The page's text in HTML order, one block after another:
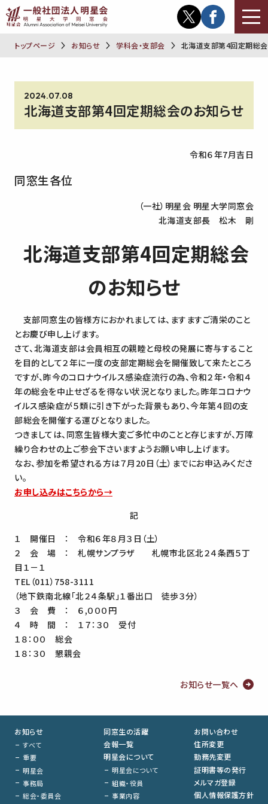
トップページ お知らせ 学科会・支部会 北海道支部第4回定期総
2024.07.08
北海道支部第4回定期総会のお知らせ
令和６年7月吉日
同窓生各位
（一社）明星会 明星大学同窓会
北海道支部長 松木 剛
北海道支部第4回定期総会
のお知らせ
支部同窓生の皆様方におかれましては、ますますご清栄のこと
とお慶び申し上げます。
さて、北海道支部は会員相互の親睦と母校の発展に寄与すること
を目的として２年に一度の支部定期総会を開催致して来たところ
ですが、昨今のコロナウイルス感染症流行の為、令和２年・令和４
年の総会を中止せざるを得ない状況となりました。昨年コロナウ
イルス感染症が５類に引き下がった背景もあり、今年第４回の支
部総会を開催する運びとなりました。
つきましては、同窓生皆様大変ご多忙中のことと存じますが、万障
繰り合わせの上ご参会下さいますようお願い申し上げます。
なお、参加を希望される方は７月20日（土）までにお申込みくださ
い。
お申し込みはこちらから→
記
１ 開催日 ： 令和６年８月３日（土）
２ 会 場 ： 札幌サンプラザ 札幌市北区北２４条西５丁
目１－１
TEL（011）758-3111
（地下鉄南北線「北２４条駅」１番出口 徒歩３分）
３ 会 費 ： ６,０００円
４ 時 間 ： １７：３０ 受付
１８：００ 総会
１８：３０ 懇親会
お知らせ一覧へ
お知らせ
すべて
重要
明星会
事務局
総会・委員会
同窓生の活躍
会報一覧
明星会について
明星会について
組織・役員
事業内容
お問い合わせ
住所変更
勤務先変更
証明書等の発行
メルマガ登録
個人情報保護方針